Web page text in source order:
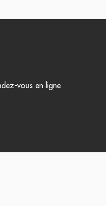
vous en ligne